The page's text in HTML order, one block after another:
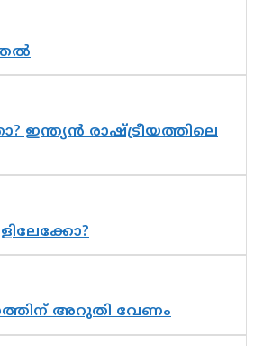
ഇന്ത്യൻ രാഷ്ട്രീയത്തിലെ
അറുതി വേണം